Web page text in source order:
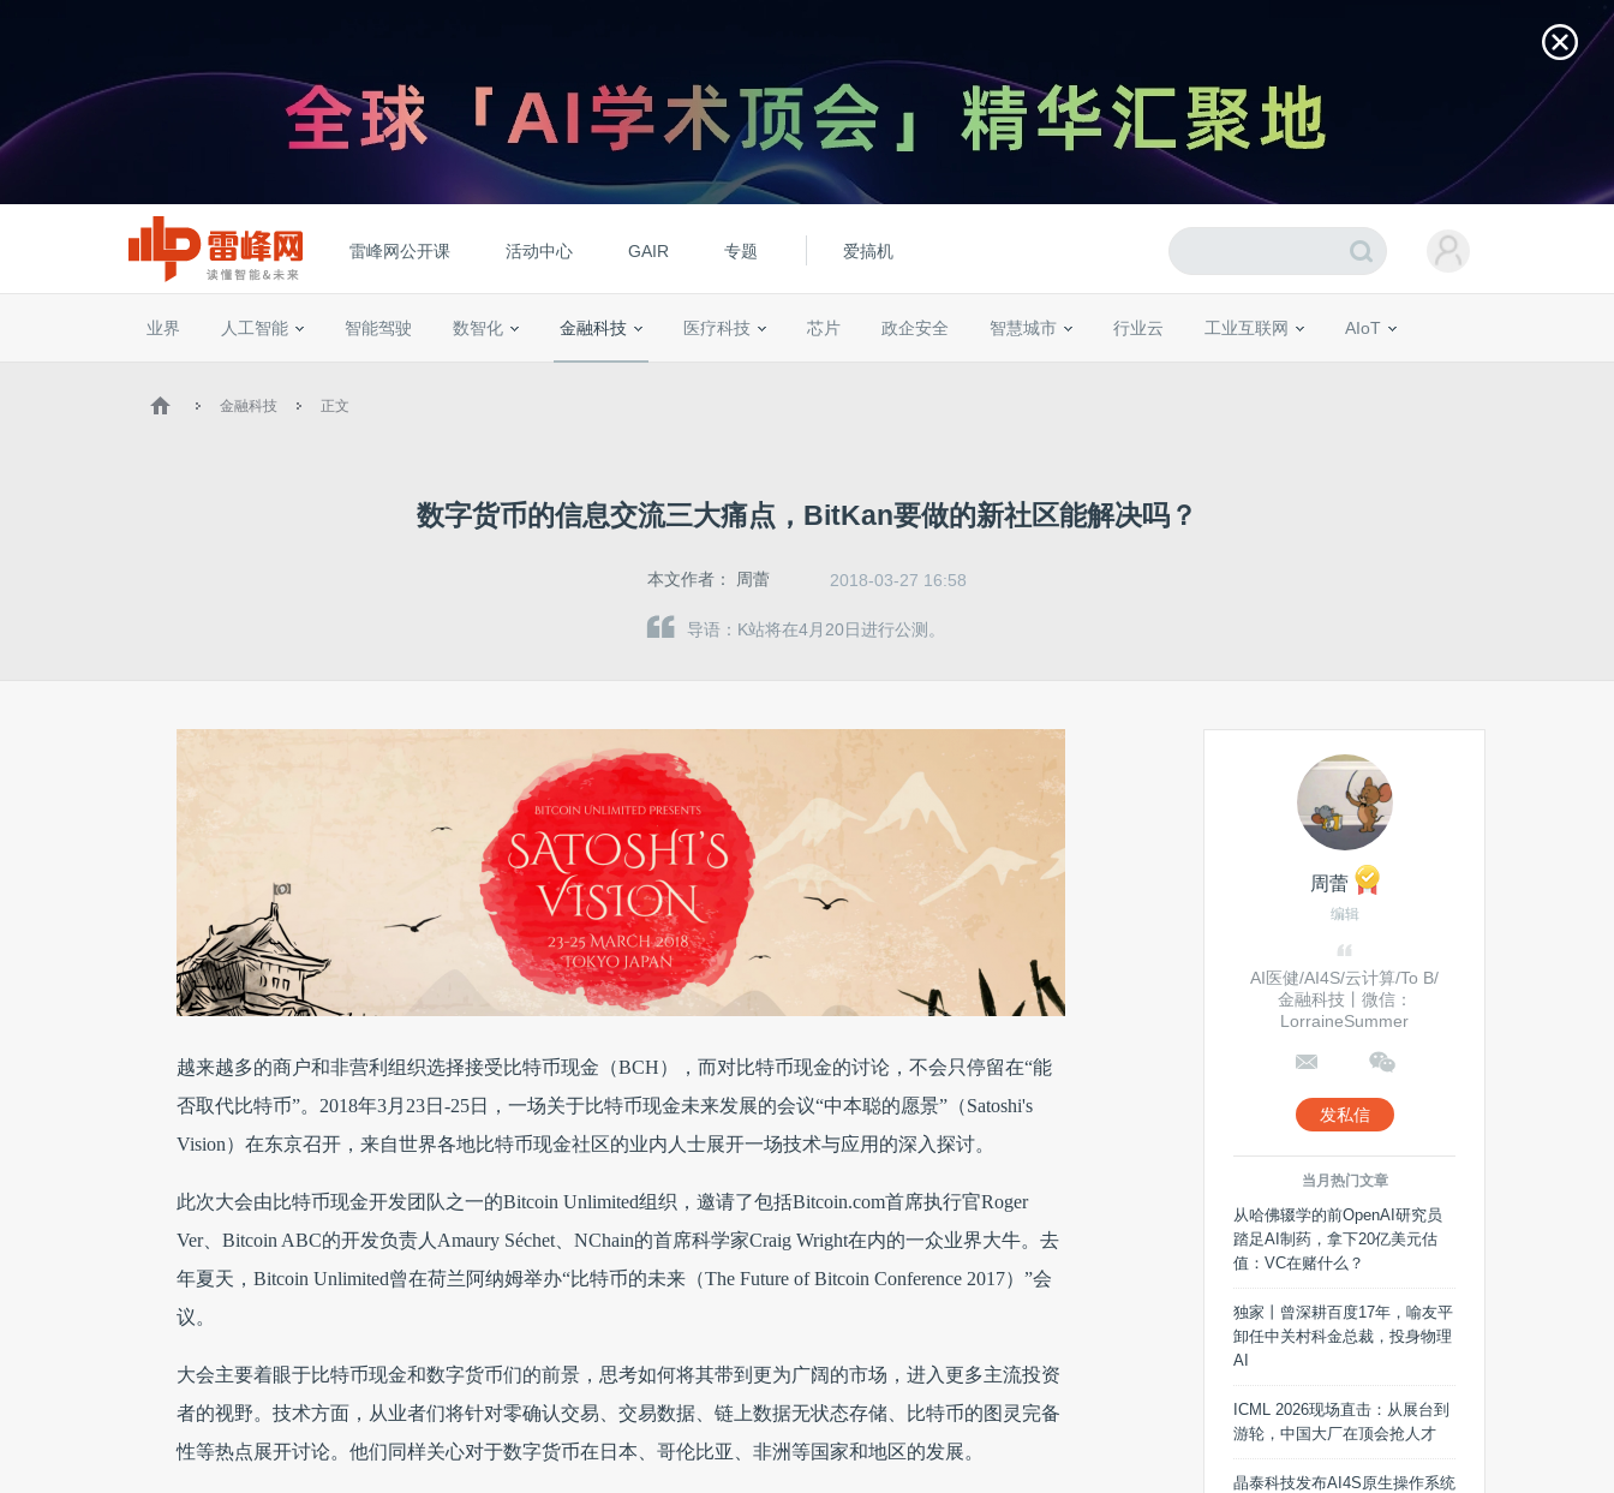
雷峰网公开课 活动中心 GAIR 专题 爱搞机
业界 人工智能 智能驾驶 数智化 金融科技 医疗科技 芯片 政企安全 智慧城市 行业云 工业互联网 AIoT
金融科技 正文
数字货币的信息交流三大痛点，BitKan要做的新社区能解决吗？
本文作者： 周蕾 2018-03-27 16:58
导语：K站将在4月20日进行公测。
越来越多的商户和非营利组织选择接受比特币现金（BCH），而对比特币现金的讨论，不会只停留在“能
否取代比特币”。2018年3月23日-25日，一场关于比特币现金未来发展的会议“中本聪的愿景”（Satoshi's
Vision）在东京召开，来自世界各地比特币现金社区的业内人士展开一场技术与应用的深入探讨。
此次大会由比特币现金开发团队之一的Bitcoin Unlimited组织，邀请了包括Bitcoin.com首席执行官Roger
Ver、Bitcoin ABC的开发负责人Amaury Séchet、NChain的首席科学家Craig Wright在内的一众业界大牛。去
年夏天，Bitcoin Unlimited曾在荷兰阿纳姆举办“比特币的未来（The Future of Bitcoin Conference 2017）”会
议。
大会主要着眼于比特币现金和数字货币们的前景，思考如何将其带到更为广阔的市场，进入更多主流投资
者的视野。技术方面，从业者们将针对零确认交易、交易数据、链上数据无状态存储、比特币的图灵完备
性等热点展开讨论。他们同样关心对于数字货币在日本、哥伦比亚、非洲等国家和地区的发展。
周蕾
编辑
AI医健/AI4S/云计算/To B/
金融科技丨微信：
LorraineSummer
发私信
当月热门文章
从哈佛辍学的前OpenAI研究员
踏足AI制药，拿下20亿美元估
值：VC在赌什么？
独家丨曾深耕百度17年，喻友平
卸任中关村科金总裁，投身物理
AI
ICML 2026现场直击：从展台到
游轮，中国大厂在顶会抢人才
晶泰科技发布AI4S原生操作系统